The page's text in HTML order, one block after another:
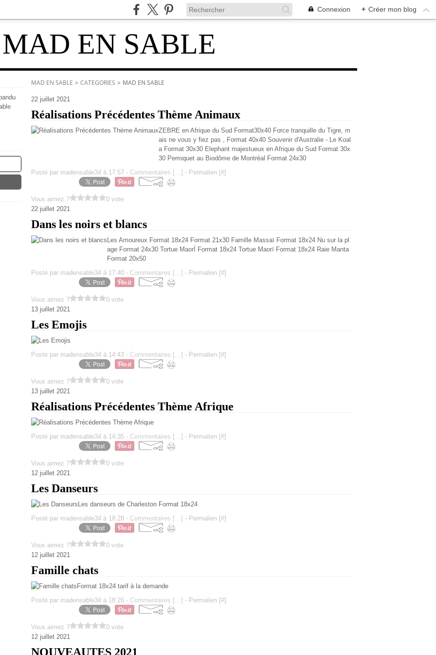
Connexion + Créer mon blog
MAD EN SABLE
MAD EN SABLE > CATEGORIES > MAD EN SABLE
22 juillet 2021
Réalisations Précédentes Thème Animaux
ZEBRE en Afrique du Sud Format30x40 Force tranquille du Tigre, m
ais ne vous y fiez pas , Format 40x40 Souvenir d'Australie - Le Koal
a Format 30x30 Elephant majestueux en Afrique du Sud Format 30x
30 Perroquet au Biodôme de Montréal Format 24x30
Posté par madensable34 à 17:57 - Commentaires [ …] - Permalien [#]
Vous aimez ?
0 vote
22 juillet 2021
Dans les noirs et blancs
Les Amoureux Format 18x24 Format 21x30 Famille Massaï Format 18x24 Nu sur la pl
age Format 24x30 Tortue MaorÏ Format 18x24 Tortue Maorï Format 18x24 Raie Manta
Format 20x50
Posté par madensable34 à 17:40 - Commentaires [ …] - Permalien [#]
Vous aimez ?
0 vote
13 juillet 2021
Les Emojis
Posté par madensable34 à 14:43 - Commentaires [ …] - Permalien [#]
Vous aimez ?
0 vote
13 juillet 2021
Réalisations Précédentes Thème Afrique
Posté par madensable34 à 14:35 - Commentaires [ …] - Permalien [#]
Vous aimez ?
0 vote
12 juillet 2021
Les Danseurs
Les danseurs de Charleston Format 18x24
Posté par madensable34 à 18:28 - Commentaires [ …] - Permalien [#]
Vous aimez ?
0 vote
12 juillet 2021
Famille chats
Format 18x24 tarif à la demande
Posté par madensable34 à 18:26 - Commentaires [ …] - Permalien [#]
Vous aimez ?
0 vote
12 juillet 2021
NOUVEAUTES 2021